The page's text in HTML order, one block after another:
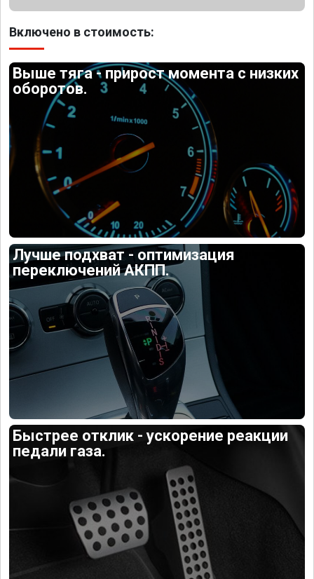
Включено в стоимость:
Выше тяга - прирост момента с низких
оборотов.
Лучше подхват - оптимизация
переключений АКПП.
Быстрее отклик - ускорение реакции
педали газа.